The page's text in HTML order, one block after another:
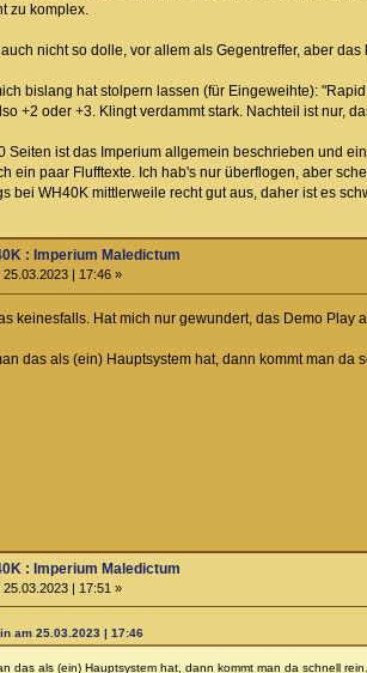
zu komplex.
nicht so dolle, vor allem als Gegentreffer, aber
bislang hat stolpern lassen (für Eingeweihte):
+2 oder +3. Klingt verdammt stark. Nachteil ist nur,
Seiten ist das Imperium allgemein beschrieben und
ein paar Flufftexte. Ich hab's nur überflogen, aber
bei WH40K mittlerweile recht gut aus, daher ist es
: Imperium Maledictum
25.03.2023 | 17:46 »
keinesfalls. Hat mich nur gewundert, das Demo Play
das als (ein) Hauptsystem hat, dann kommt man da
: Imperium Maledictum
25.03.2023 | 17:51 »
am 25.03.2023 | 17:46
das als (ein) Hauptsystem hat, dann kommt man da schnell rein.